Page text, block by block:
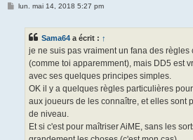
Mlun. mai 14, 2018 5:27 pm
Sama64 a écrit : ↑
je ne suis pas vraiment un fana des règles
(comme toi apparemment), mais DD5 est
avec ses quelques principes simples.
OK il y a quelques règles particulières
aux joueurs de les connaître, et elles sont
de niveau.
Et si c'est pour maîtriser AiME, sans les